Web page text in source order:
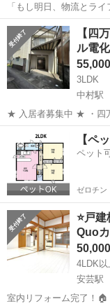
「もし明日、物流とラ
けますか？」 現在の深刻な情勢を受け、都市部での生活リスクが極限
まで高まっています。
町）に、現役エンジニア
高知 高岡郡 一
【四
ル電
3LDK
中村駅
★ 入居者募集中 ★ ・四万十市右山元町にある、木造2階建て 3LDKの
戸建て ・オール電化で
台・トイレ2か所付き ■ 物件概要 ・所在地：四万十市右山元町2丁目
...
四万十市
【ペ
ペット
ゼロチン
⭐️戸
Quo
4LDK以
安芸駅
室内リフォーム完了！